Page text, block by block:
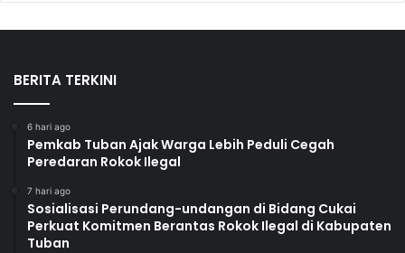
BERITA TERKINI
6 hari ago
Pemkab Tuban Ajak Warga Lebih Peduli Cegah
Peredaran Rokok Ilegal
7 hari ago
Sosialisasi Perundang-undangan di Bidang Cukai
Perkuat Komitmen Berantas Rokok Ilegal di Kabupaten
Tuban